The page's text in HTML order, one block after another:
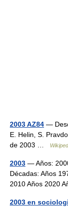
2003 AZ84 —
E. Helin, S.
de 2003 …
2003 — Años:
Décadas: Años
2010 Años 2020
2003 en